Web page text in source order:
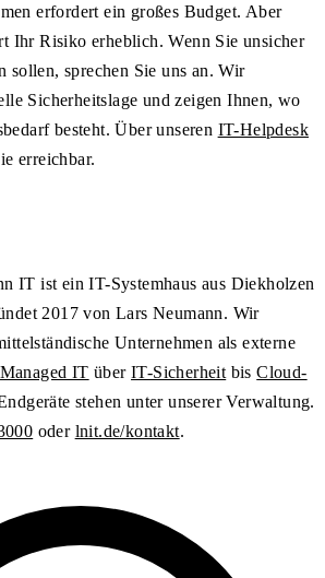
erfordert ein großes Budget. Aber
Ihr Risiko erheblich. Wenn Sie unsicher
sollen, sprechen Sie uns an. Wir
Sicherheitslage und zeigen Ihnen, wo
besteht. Über unseren IT-Helpdesk
erreichbar.
IT ist ein IT-Systemhaus aus Diekholzen
2017 von Lars Neumann. Wir
Unternehmen als externe
Managed IT überIT-Sicherheit bisCloud-
stehen unter unserer Verwaltung.
oder lnit.de/kontakt.